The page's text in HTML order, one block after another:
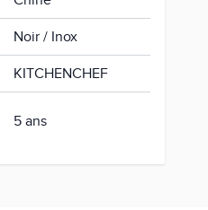
Noir / Inox
KITCHENCHEF
5 ans